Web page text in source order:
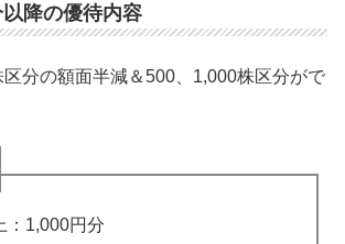
降の優待内容
分の額面半減＆500、1,000株区分がで
：1,000円分